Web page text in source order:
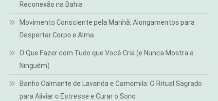
Reconexão na Bahia
Movimento Consciente pela Manhã: Alongamentos para
Despertar Corpo e Alma
O Que Fazer com Tudo que Você Cria (e Nunca Mostra a
Ninguém)
Banho Calmante de Lavanda e Camomila: O Ritual Sagrado
para Aliviar o Estresse e Curar o Sono